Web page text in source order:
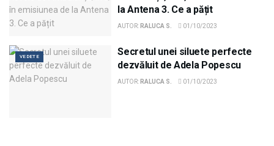
la Antena 3. Ce a pățit
AUTOR: RALUCA S. 01/10/2023
VEDETE
Secretul unei siluete perfecte
dezvăluit de Adela Popescu
AUTOR: RALUCA S. 01/10/2023